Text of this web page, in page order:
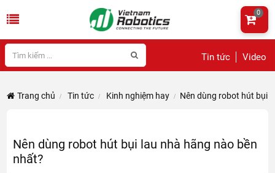
Tin tức Video
0
Trang chủ Tin tức Kinh nghiệm hay Nên dùng robot hút bụi
Nên dùng robot hút bụi lau nhà hãng nào bền
nhất?